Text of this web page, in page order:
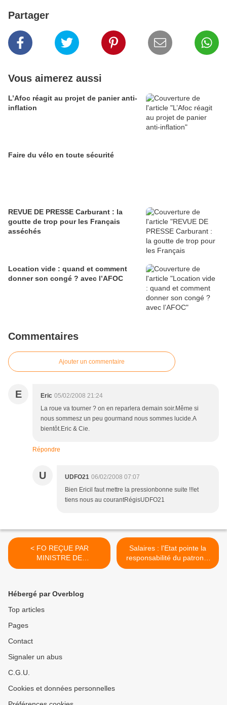
Partager
Vous aimerez aussi
L’Afoc réagit au projet de panier anti-
inflation
Faire du vélo en toute sécurité
REVUE DE PRESSE Carburant : la
goutte de trop pour les Français
asséchés
Location vide : quand et comment
donner son congé ? avec l’AFOC
Commentaires
Ajouter un commentaire
E Eric 05/02/2008 21:24
La roue va tourner ? on en reparlera demain soir.Même si
nous sommesz un peu gourmand nous sommes lucide.A
bientôt.Eric & Cie.
Répondre
U UDFO21 06/02/2008 07:07
Bien Ericil faut mettre la pressionbonne suite !!!et
tiens nous au courantRégisUDFO21
< FO REÇUE PAR
MINISTRE DE
L’EDUCATION NATIONALE,
Salaires : l'Etat pointe la
responsabilité du patronat
dans une quinzaine de
Hébergé par Overblog
Top articles
Pages
Contact
Signaler un abus
C.G.U.
Cookies et données personnelles